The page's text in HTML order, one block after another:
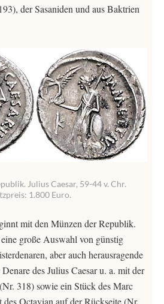
der Sasaniden und aus Baktrien
Julius Caesar, 59-44 v. Chr.
1.800 Euro.
mit den Münzen der Republik.
große Auswahl von günstig
aber auch herausragende
des Julius Caesar u. a. mit der
318) sowie ein Stück des Marc
Octavian auf der Rückseite (Nr.